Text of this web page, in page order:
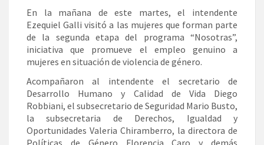
En la mañana de este martes, el intendente
Ezequiel Galli visitó a las mujeres que forman parte
de la segunda etapa del programa “Nosotras”,
iniciativa que promueve el empleo genuino a
mujeres en situación de violencia de género.
Acompañaron al intendente el secretario de
Desarrollo Humano y Calidad de Vida Diego
Robbiani, el subsecretario de Seguridad Mario Busto,
la subsecretaria de Derechos, Igualdad y
Oportunidades Valeria Chiramberro, la directora de
Políticas de Género Florencia Caro y demás